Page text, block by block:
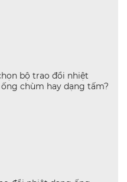
bộ trao đổi nhiệt
chùm hay dạng tấm?